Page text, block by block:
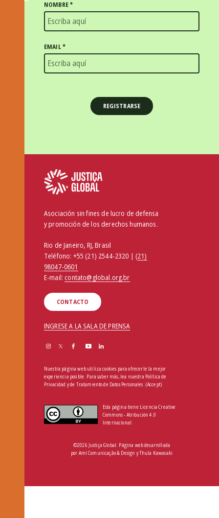
NOMBRE*
EMAIL*
Asociación sin fines de lucro de defensa
y promoción de los derechos humanos.
Rio de Janeiro, RJ, Brasil
Teléfono: +55 (21) 2544-2320 | (21)
98047-0601
E-mail:contato@global.org.br
CONTACTO
INGRESE A LA SALA DE PRENSA
Nuestra página web utiliza cookies para ofrecerle la mejor
experiencia posible. Para saber más, lea nuestra Política de
Privacidad y de Tratamiento de Datos Personales (Accept)
Esta página tiene Licencia Creative
Commons - Atribución 4.0
Internacional.
©2026 Justiça Global. Página web desarrollada
por Amí Comunicação & Design yThula Kawasaki